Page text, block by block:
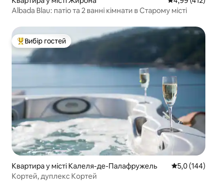
Albada Blau: патіо та 2 ванні кімнати в Старому місті
Топ вибір гостей
Вибір гостей
Квартира у місті Калеля-де-Палафружель Середня
5,0 (144)
Кортей, дуплекс Кортей